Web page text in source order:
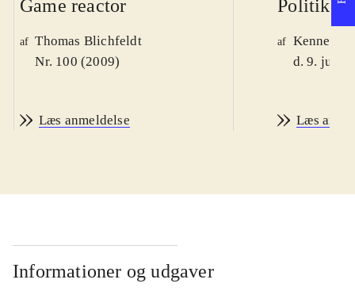
Game reactor
af Thomas Blichfeldt
Nr. 100 (2009)
Læs anmeldelse
Politiken
af Kenneth
d. 9. juni
Læs
Informationer og udgaver